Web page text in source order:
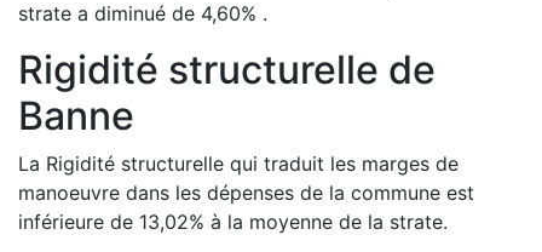
strate a diminué de 4,60% .
Rigidité structurelle de
Banne
La Rigidité structurelle qui traduit les marges de
manoeuvre dans les dépenses de la commune est
inférieure de 13,02% à la moyenne de la strate.